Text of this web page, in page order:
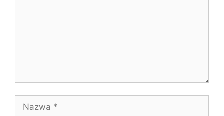
Nazwa